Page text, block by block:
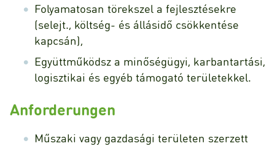
Folyamatosan törekszel a fejlesztésekre
(selejt., költség- és állásidő csökkentése
kapcsán),
Együttműködsz a minőségügyi, karbantartási,
logisztikai és egyéb támogató területekkel.
Anforderungen
Műszaki vagy gazdasági területen szerzett